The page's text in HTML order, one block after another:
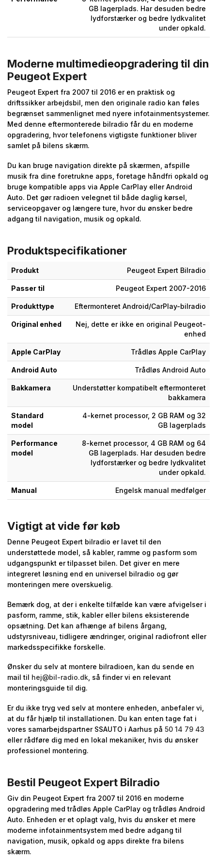
GB lagerplads. Har desuden bedre
lydforstærker og bedre lydkvalitet
under opkald.
Moderne multimedieopgradering til din
Peugeot Expert
Peugeot Expert fra 2007 til 2016 er en praktisk og
driftssikker arbejdsbil, men den originale radio kan føles
begrænset sammenlignet med nyere infotainmentsystemer.
Med denne eftermonterede bilradio får du en moderne
opgradering, hvor telefonens vigtigste funktioner bliver
samlet på bilens skærm.
Du kan bruge navigation direkte på skærmen, afspille
musik fra dine foretrukne apps, foretage håndfri opkald og
bruge kompatible apps via Apple CarPlay eller Android
Auto. Det gør radioen velegnet til både daglig kørsel,
serviceopgaver og længere ture, hvor du ønsker bedre
adgang til navigation, musik og opkald.
Produktspecifikationer
Produkt Peugeot Expert Bilradio
Passer til Peugeot Expert 2007-2016
Produkttype Eftermonteret Android/CarPlay-bilradio
Original enhed
Nej, dette er ikke en original Peugeot-
enhed
Apple CarPlay Trådløs Apple CarPlay
Android Auto Trådløs Android Auto
Bakkamera
Understøtter kompatibelt eftermonteret
bakkamera
Standard
model
4-kernet processor, 2 GB RAM og 32
GB lagerplads
Performance
model
8-kernet processor, 4 GB RAM og 64
GB lagerplads. Har desuden bedre
lydforstærker og bedre lydkvalitet
under opkald.
Manual Engelsk manual medfølger
Vigtigt at vide før køb
Denne Peugeot Expert bilradio er lavet til den
understøttede model, så kabler, ramme og pasform som
udgangspunkt er tilpasset bilen. Det giver en mere
integreret løsning end en universel bilradio og gør
monteringen mere overskuelig.
Bemærk dog, at der i enkelte tilfælde kan være afvigelser i
pasform, ramme, stik, kabler eller bilens eksisterende
opsætning. Det kan afhænge af bilens årgang,
udstyrsniveau, tidligere ændringer, original radiofront eller
markedsspecifikke forskelle.
Ønsker du selv at montere bilradioen, kan du sende en
mail til hej@bil-radio.dk , så finder vi en relevant
monteringsguide til dig.
Er du ikke tryg ved selv at montere enheden, anbefaler vi,
at du får hjælp til installationen. Du kan enten tage fat i
vores samarbejdspartner SSAUTO i Aarhus på 50 14 79 43
eller rådføre dig med en lokal mekaniker, hvis du ønsker
professionel montering.
Bestil Peugeot Expert Bilradio
Giv din Peugeot Expert fra 2007 til 2016 en moderne
opgradering med trådløs Apple CarPlay og trådløs Android
Auto. Enheden er et oplagt valg, hvis du ønsker et mere
moderne infotainmentsystem med bedre adgang til
navigation, musik, opkald og apps direkte fra bilens
skærm.